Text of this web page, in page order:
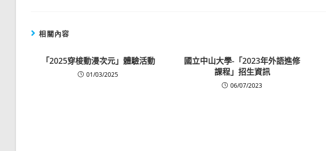
相關內容
「2025穿梭動漫次元」體驗活動
01/03/2025
國立中山大學-「2023年外語進修
課程」招生資訊
06/07/2023